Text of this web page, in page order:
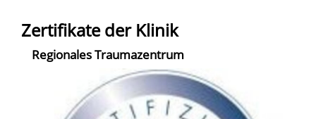
Zertifikate der Klinik
Regionales Traumazentrum